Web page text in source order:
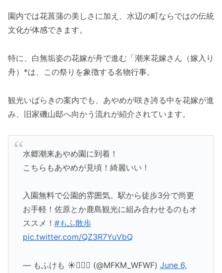
園内では花菖蒲の美しさに加え、水辺の町ならではの伝統
文化が体感できます。
特に、白無垢姿の花嫁が舟で進む「潮来花嫁さん（嫁入り
舟）*は、この祭りを象徴する名物行事。
観光いばらきの案内でも、あやめが咲き誇る中を花嫁が進
み、旧家磯山邸へ向かう流れが紹介されています。
水郷潮来あやめ園に到着！
こちらもあやめが見頃！綺麗いい！
入園無料で公園的雰囲気。駅から徒歩3分で尚更
お手軽！佐原とか鹿島観光に組み合わせるのもオ
ススメ！ #もふ散歩
pic.twitter.com/QZ3R7YuVbQ
— もふけも ☀️🐕‍🦺🚃 (@MFKM_WFWF) June 6,